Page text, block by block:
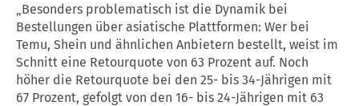
„Besonders problematisch ist die Dynamik bei
Bestellungen über asiatische Plattformen: Wer bei
Temu, Shein und ähnlichen Anbietern bestellt, weist im
Schnitt eine Retourquote von 63 Prozent auf. Noch
höher die Retourquote bei den 25- bis 34-Jährigen mit
67 Prozent, gefolgt von den 16- bis 24-Jährigen mit 63